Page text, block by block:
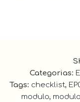
Categorias:
Tags: checklist,
modulo,